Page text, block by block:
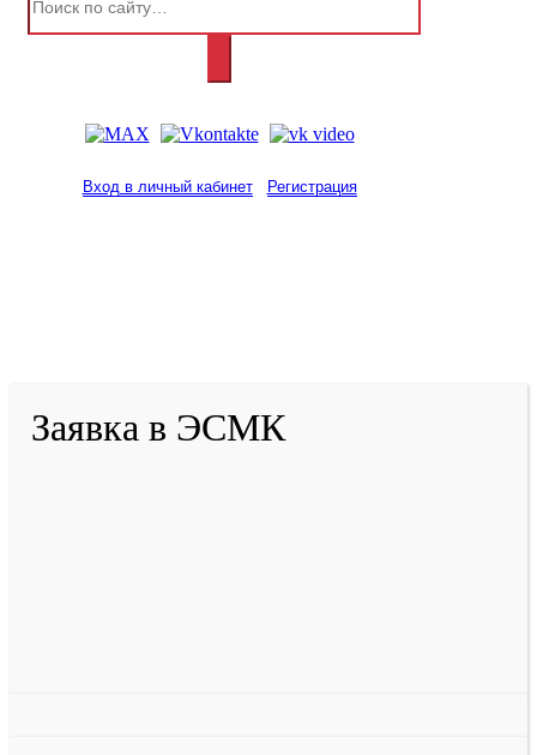
Вход в личный кабинет Регистрация
Заявка в ЭСМК